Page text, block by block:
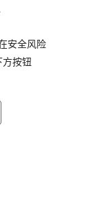
安全风险
按钮